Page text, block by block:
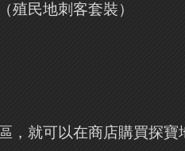
殖民地刺客套裝）
，就可以在商店購買探寶